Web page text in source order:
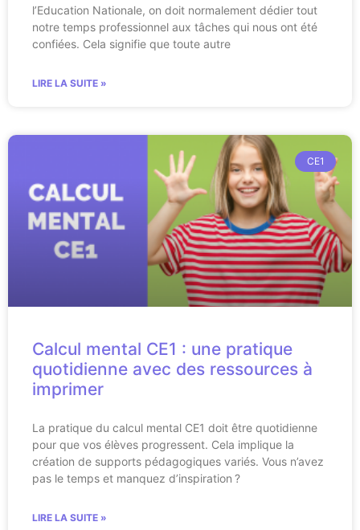
l’Education Nationale, on doit normalement dédier tout
notre temps professionnel aux tâches qui nous ont été
confiées. Cela signifie que toute autre
LIRE LA SUITE »
CE1
Calcul mental CE1 : une pratique
quotidienne avec des ressources à
imprimer
La pratique du calcul mental CE1 doit être quotidienne
pour que vos élèves progressent. Cela implique la
création de supports pédagogiques variés. Vous n’avez
pas le temps et manquez d’inspiration ?
LIRE LA SUITE »